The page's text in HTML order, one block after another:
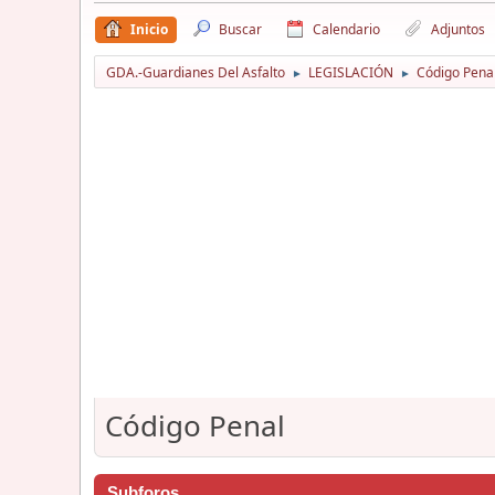
Inicio Buscar Calendario Adjuntos
GDA.-Guardianes Del Asfalto ► LEGISLACIÓN ► Código
Código Penal